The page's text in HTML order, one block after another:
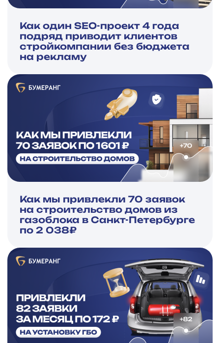
Как один SEO-проект 4 года
подряд приводит клиентов
стройкомпании без бюджета
на рекламу
Как мы привлекли 70 заявок
на строительство домов из
газоблока в Санкт-Петербурге
по 2 038₽